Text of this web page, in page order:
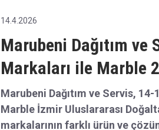
14.4.2026
Marubeni Dağıtım ve
Markaları ile Marble
Marubeni Dağıtım ve Servis,